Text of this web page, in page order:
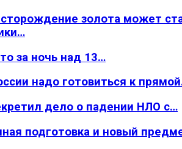
золота может
за ночь над 13…
надо готовиться к
дело о падении НЛО с…
подготовка и новый